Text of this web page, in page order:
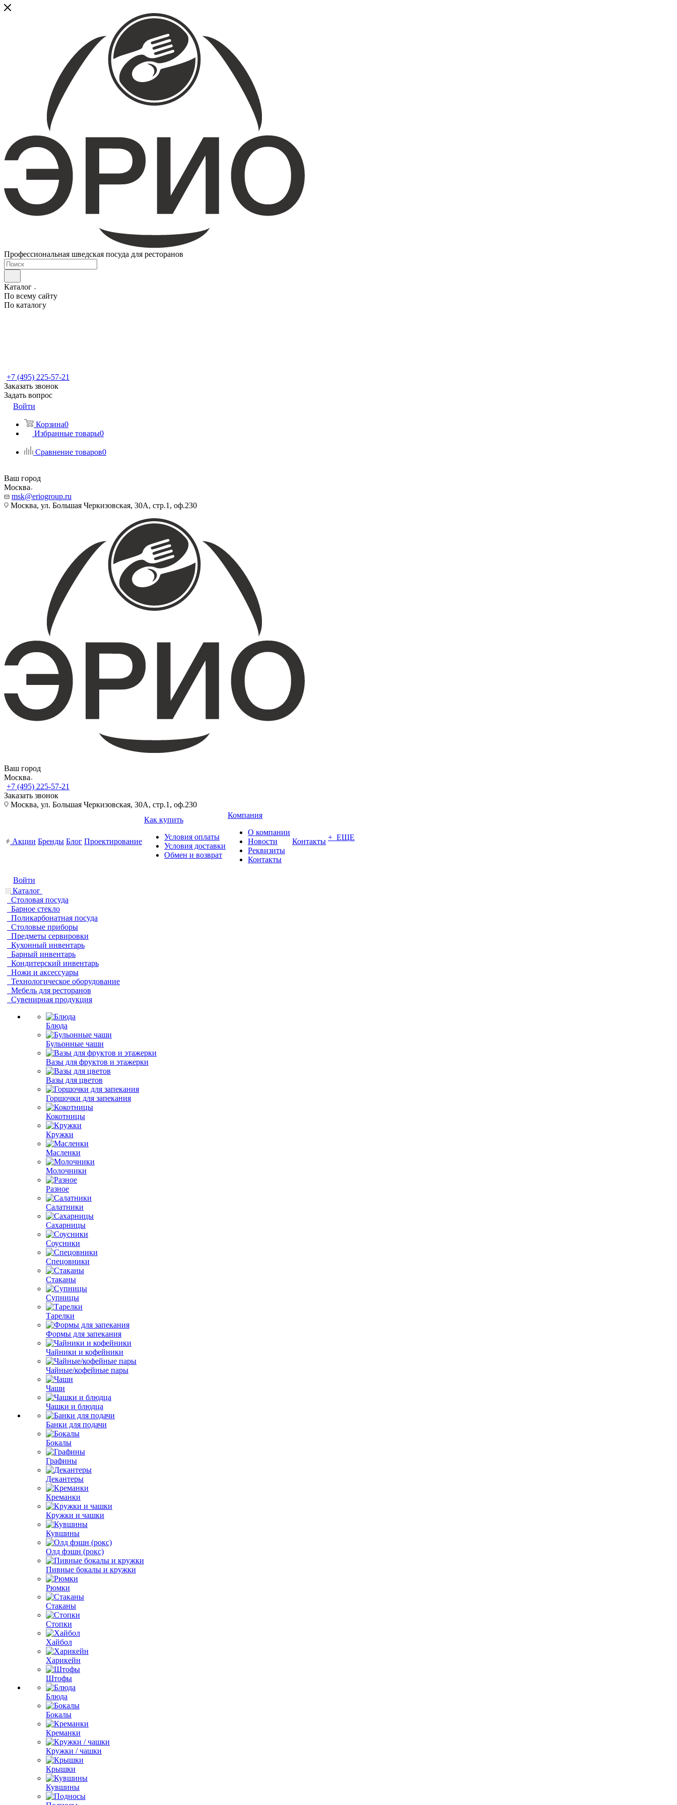
Профессиональная шведская посуда для ресторанов
Каталог
По всему сайту
По каталогу
+7 (495) 225-57-21
Заказать звонок
Задать вопрос
Войти
Корзина0
Избранные товары0
Сравнение товаров0
Ваш город
Москва
msk@eriogroup.ru
Москва, ул. Большая Черкизовская, 30А, стр.1, оф.230
Ваш город
Москва
+7 (495) 225-57-21
Заказать звонок
Москва, ул. Большая Черкизовская, 30А, стр.1, оф.230
Акции Бренды Блог Проектирование
Как купить
Условия оплаты
Условия доставки
Обмен и возврат
Компания
О компании
Новости
Реквизиты
Контакты
Контакты + ЕЩЕ
Войти
Каталог
Столовая посуда
Барное стекло
Поликарбонатная посуда
Столовые приборы
Предметы сервировки
Кухонный инвентарь
Барный инвентарь
Кондитерский инвентарь
Ножи и аксессуары
Технологическое оборудование
Мебель для ресторанов
Сувенирная продукция
Блюда
Бульонные чаши
Вазы для фруктов и этажерки
Вазы для цветов
Горшочки для запекания
Кокотницы
Кружки
Масленки
Молочники
Разное
Салатники
Сахарницы
Соусники
Спецовники
Стаканы
Супницы
Тарелки
Формы для запекания
Чайники и кофейники
Чайные/кофейные пары
Чаши
Чашки и блюдца
Банки для подачи
Бокалы
Графины
Декантеры
Креманки
Кружки и чашки
Кувшины
Олд фэшн (рокс)
Пивные бокалы и кружки
Рюмки
Стаканы
Стопки
Хайбол
Харикейн
Штофы
Блюда
Бокалы
Креманки
Кружки / чашки
Крышки
Кувшины